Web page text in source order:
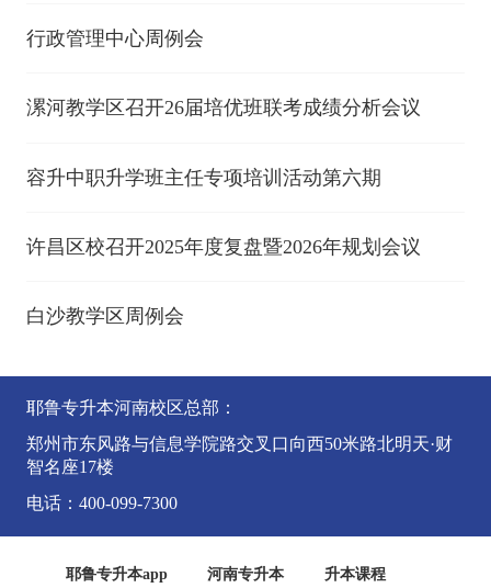
行政管理中心周例会
漯河教学区召开26届培优班联考成绩分析会议
容升中职升学班主任专项培训活动第六期
许昌区校召开2025年度复盘暨2026年规划会议
白沙教学区周例会
耶鲁专升本河南校区总部：
郑州市东风路与信息学院路交叉口向西50米路北明天·财
智名座17楼
电话：400-099-7300
耶鲁专升本app 河南专升本 升本课程